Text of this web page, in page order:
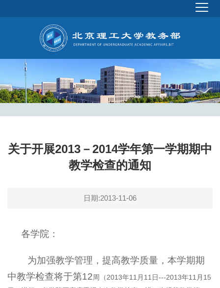
关于开展2013－2014学年第一学期期中
教学检查的通知
日期:2013-11-06
各学院：
为加强教学管理，提高教学质量，本学期期
中教学检查将于第12 周（2013年11月11日---2013年11月15